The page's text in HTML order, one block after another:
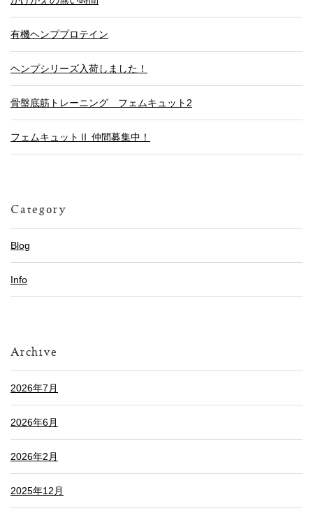
有機ヘンププロテイン
ヘンプシリーズ入荷しました！
骨盤底筋トレーニング フェムキュット2
フェムキュットⅡ 仲間募集中！
Category
Blog
Info
Archive
2026年7月
2026年6月
2026年2月
2025年12月